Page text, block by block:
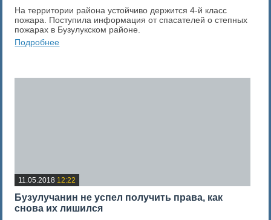
На территории района устойчиво держится 4-й класс
пожара. Поступила информация от спасателей о степных
пожарах в Бузулукском районе.
Подробнее
11.05.2018 12:22
Бузулучанин не успел получить права, как
снова их лишился